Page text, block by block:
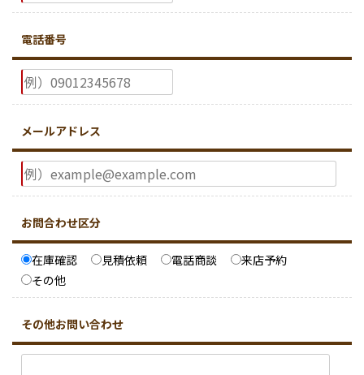
電話番号
メールアドレス
お問合わせ区分
在庫確認 見積依頼 電話商談
来店予約
その他
その他お問い合わせ